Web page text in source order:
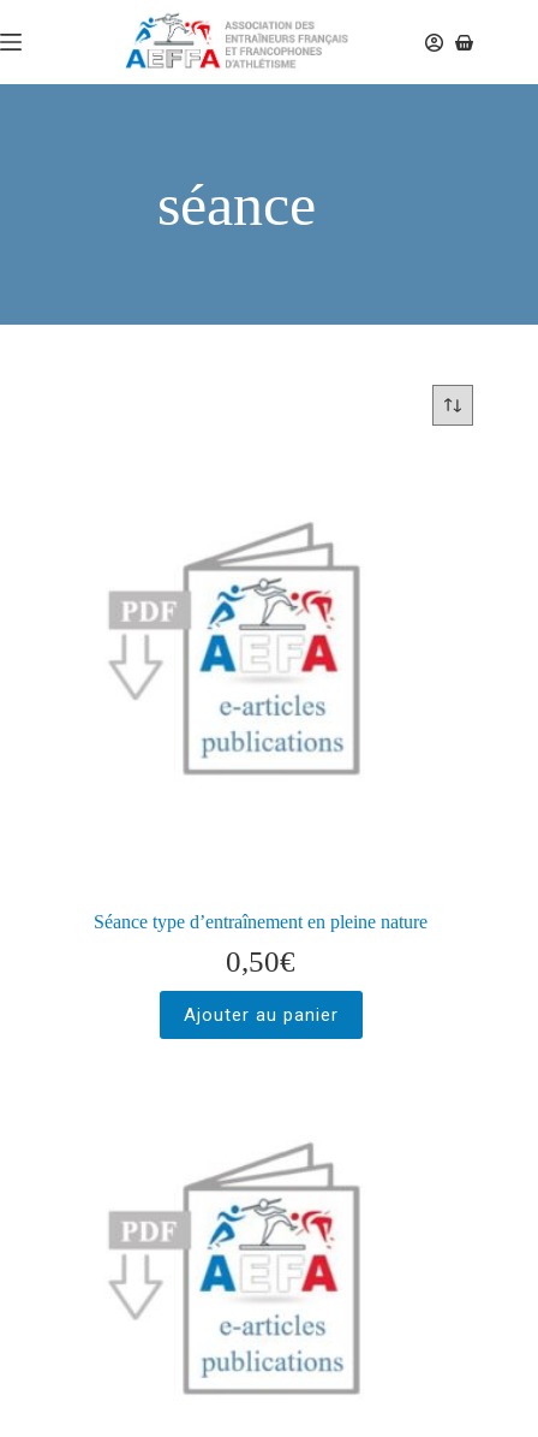
séance
Séance type d’entraînement en pleine nature
0,50€
Ajouter au panier